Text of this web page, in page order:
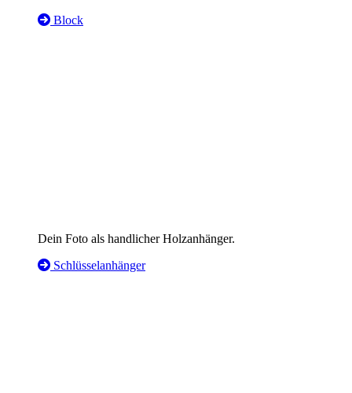
Block
Dein Foto als handlicher Holzanhänger.
Schlüsselanhänger